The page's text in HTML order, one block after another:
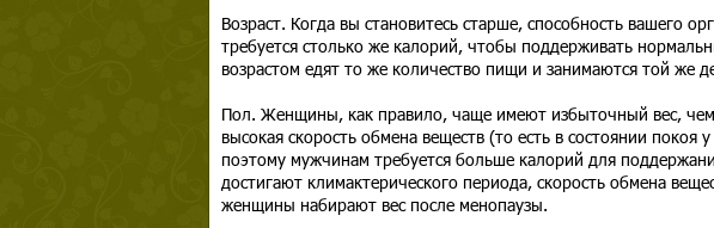
Возраст. Когда вы становитесь старше, способность вашего
требуется столько же калорий, чтобы поддерживать
возрастом едят то же количество пищи и занимаются той же
Пол. Женщины, как правило, чаще имеют избыточный вес,
высокая скорость обмена веществ (то есть в состоянии
поэтому мужчинам требуется больше калорий для
достигают климактерического периода, скорость обмена
женщины набирают вес после менопаузы.